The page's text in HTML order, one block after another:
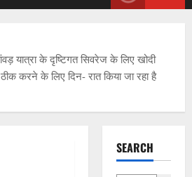
यात्रा के दृष्टिगत सिवरेज के लिए खोदी
करने के लिए दिन- रात किया जा रहा है
SEARCH